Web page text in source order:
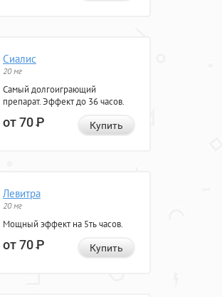
Сиалис
20 мг
Самый долгоиграющий
препарат. Эффект до 36 часов.
от 70Р Купить
Левитра
20 мг
Мощный эффект на 5ть часов.
от 70Р Купить